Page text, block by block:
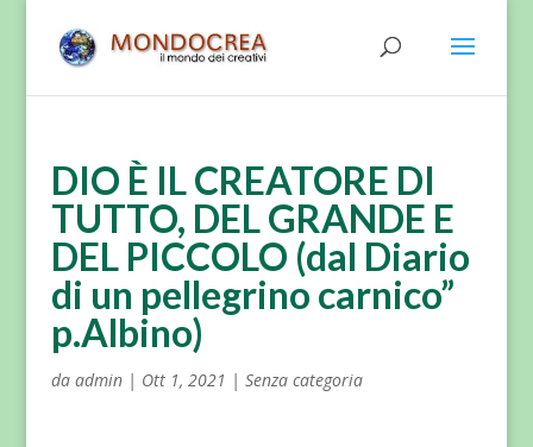
DIO È IL CREATORE DI
TUTTO, DEL GRANDE E
DEL PICCOLO (dal Diario
di un pellegrino carnico”
p.Albino)
da admin| Ott 1, 2021 | Senza categoria